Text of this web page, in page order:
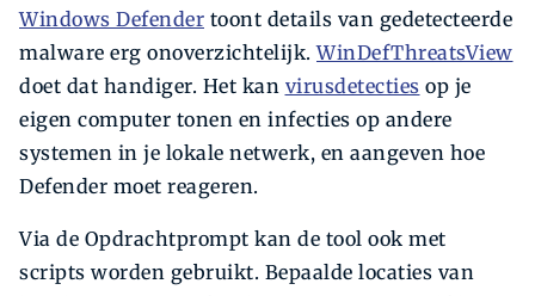
Windows Defender toont details van gedetecteerde
malware erg onoverzichtelijk.WinDefThreatsView
doet dat handiger. Het kan virusdetecties op je
eigen computer tonen en infecties op andere
systemen in je lokale netwerk, en aangeven hoe
Defender moet reageren.
Via de Opdrachtprompt kan de tool ook met
scripts worden gebruikt. Bepaalde locaties van